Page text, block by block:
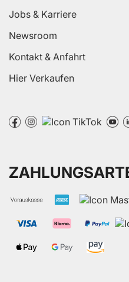
Jobs & Karriere
Newsroom
Kontakt & Anfahrt
Hier Verkaufen